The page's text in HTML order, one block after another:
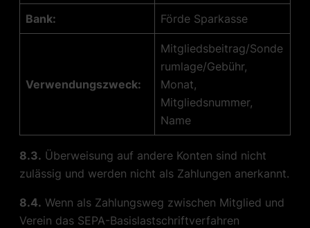
Bank: Förde Sparkasse
Verwendungszweck:
Mitgliedsbeitrag/Sonde
rumlage/Gebühr,
Monat,
Mitgliedsnummer,
Name
8.3. Überweisung auf andere Konten sind nicht
zulässig und werden nicht als Zahlungen anerkannt.
8.4. Wenn als Zahlungsweg zwischen Mitglied und
Verein das SEPA-Basislastschriftverfahren